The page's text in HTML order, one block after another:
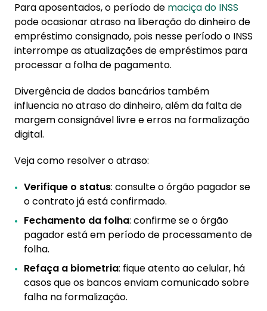
Para aposentados, o período de maciça do INSS
pode ocasionar atraso na liberação do dinheiro de
empréstimo consignado, pois nesse período o INSS
interrompe as atualizações de empréstimos para
processar a folha de pagamento.
Divergência de dados bancários também
influencia no atraso do dinheiro, além da falta de
margem consignável livre e erros na formalização
digital.
Veja como resolver o atraso:
Verifique o status: consulte o órgão pagador se
o contrato já está confirmado.
Fechamento da folha: confirme se o órgão
pagador está em período de processamento de
folha.
Refaça a biometria: fique atento ao celular, há
casos que os bancos enviam comunicado sobre
falha na formalização.